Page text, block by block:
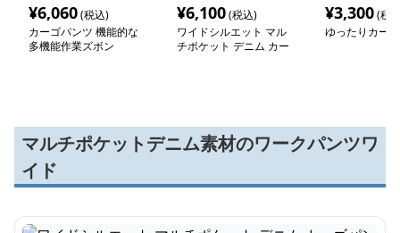
¥6,060(税込)
カーゴパンツ 機能的な
多機能作業ズボン
¥6,100(税込)
ワイドシルエット マル
チポケット デニム カー
¥3,300(税
ゆったりカー
マルチポケットデニム素材のワークパンツワ
イド